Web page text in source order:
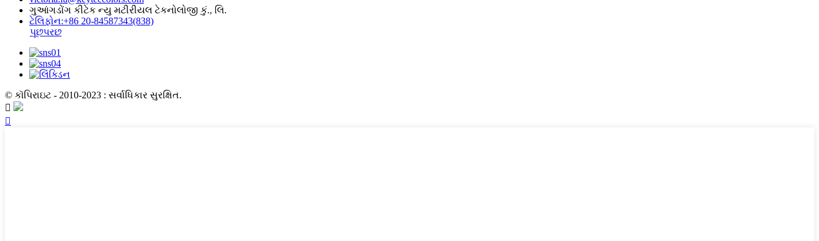
ગુઆંગડોંગ કીટેક ન્યુ મટીરીયલ ટેકનોલોજી કું., લિ.
ટેલિફોન:+86 20-84587343(838)
પૂછપરછ
© કૉપિરાઇટ - 2010-2023 : સર્વાધિકાર સુરક્ષિત.

